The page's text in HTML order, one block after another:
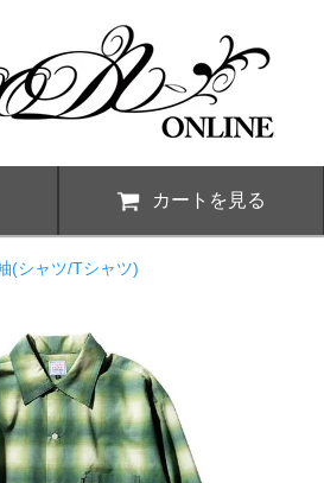
カートを見る
(シャツ/Tシャツ)